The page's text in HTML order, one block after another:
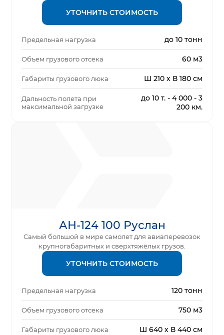
УТОЧНИТЬ СТОИМОСТЬ
Предельная нагрузка до 10 тонн
Объем грузового отсека 60 м3
Габариты грузового люка Ш 210 х В 180 см
Дальность полета при
максимальной загрузке
до 10 т. - 4 000 - 3
200 км.
АН-124 100 Руслан
Самый большой в мире самолет для авиаперевозок
крупногабаритных и сверхтяжёлых грузов.
УТОЧНИТЬ СТОИМОСТЬ
Предельная нагрузка 120 тонн
Объем грузового отсека 750 м3
Габариты грузового люка Ш 640 х В 440 см